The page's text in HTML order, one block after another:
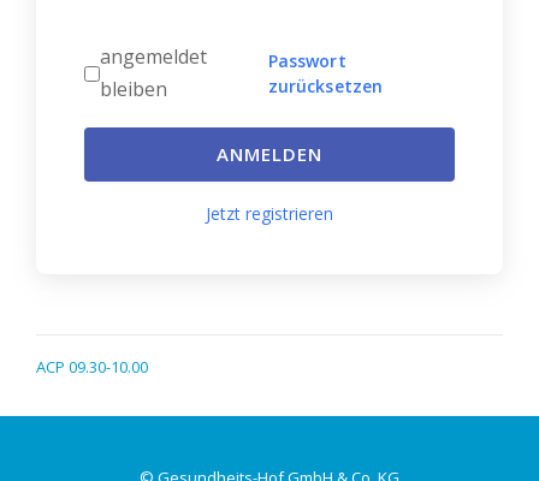
angemeldet
bleiben
Passwort
zurücksetzen
ANMELDEN
Jetzt registrieren
ACP 09.30-10.00